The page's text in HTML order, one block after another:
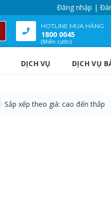
Đăng nhập |
HOTLINE MUA HÀNG
1800 0045
(Miễn cước)
DỊCH VỤ DỊCH VỤ
Sắp xếp theo giá: cao đến thấp